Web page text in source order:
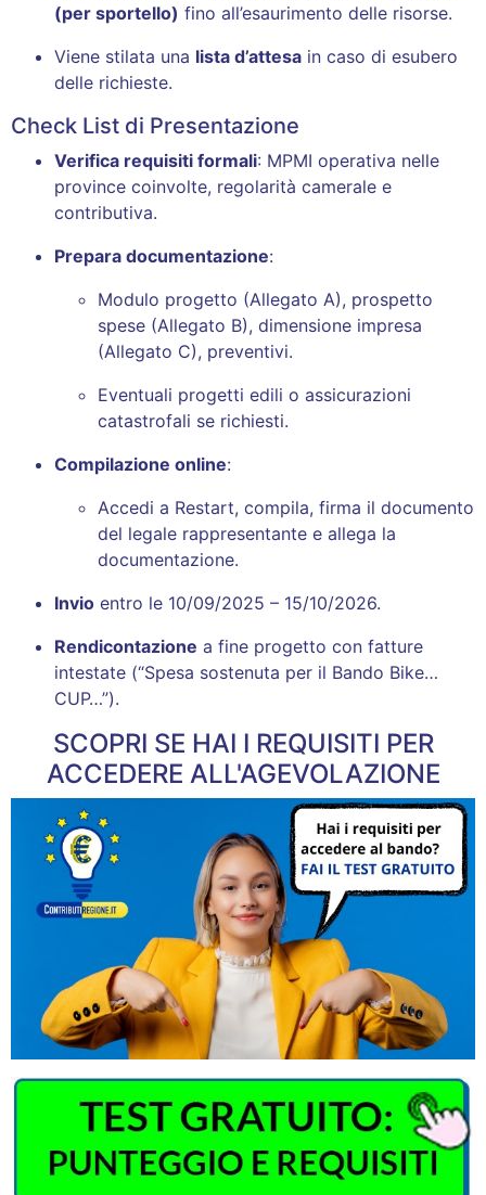
(per sportello) fino all’esaurimento delle risorse.
Viene stilata una lista d’attesa in caso di esubero
delle richieste.
Check List di Presentazione
Verifica requisiti formali: MPMI operativa nelle
province coinvolte, regolarità camerale e
contributiva.
Prepara documentazione:
Modulo progetto (Allegato A), prospetto
spese (Allegato B), dimensione impresa
(Allegato C), preventivi.
Eventuali progetti edili o assicurazioni
catastrofali se richiesti.
Compilazione online:
Accedi a Restart, compila, firma il documento
del legale rappresentante e allega la
documentazione.
Invio entro le 10/09/2025 – 15/10/2026.
Rendicontazione a fine progetto con fatture
intestate (“Spesa sostenuta per il Bando Bike…
CUP…”).
SCOPRI SE HAI I REQUISITI PER
ACCEDERE ALL'AGEVOLAZIONE